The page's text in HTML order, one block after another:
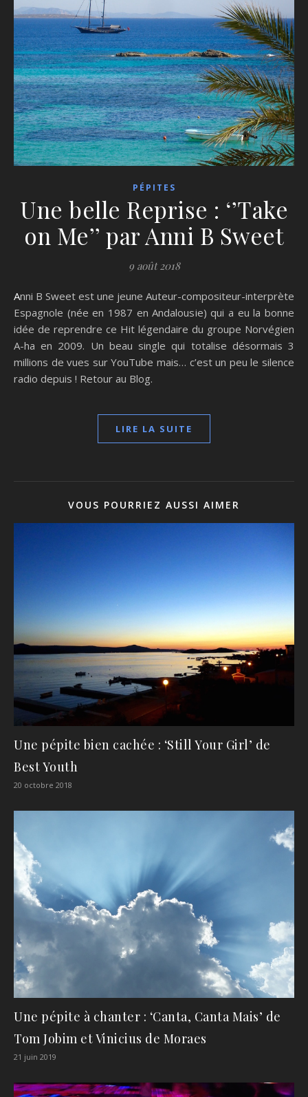
PÉPITES
Une belle Reprise : ‘’Take
on Me’’ par Anni B Sweet
9 août 2018
Anni B Sweet est une jeune Auteur-compositeur-interprète
Espagnole (née en 1987 en Andalousie) qui a eu la bonne
idée de reprendre ce Hit légendaire du groupe Norvégien
A-ha en 2009. Un beau single qui totalise désormais 3
millions de vues sur YouTube mais… c’est un peu le silence
radio depuis ! Retour au Blog.
LIRE LA SUITE
VOUS POURRIEZ AUSSI AIMER
Une pépite bien cachée : ‘Still Your Girl’ de
Best Youth
20 octobre 2018
Une pépite à chanter : ‘Canta, Canta Mais’ de
Tom Jobim et Vinicius de Moraes
21 juin 2019